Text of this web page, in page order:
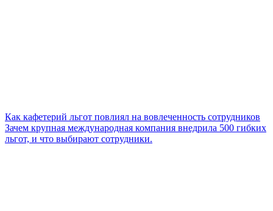
Как кафетерий льгот повлиял на вовлеченность сотрудников
Зачем крупная международная компания внедрила 500 гибких
льгот, и что выбирают сотрудники.